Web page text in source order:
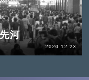
河
2020-12-23